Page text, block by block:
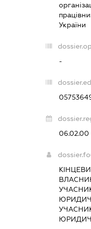
України
-
06.02.00